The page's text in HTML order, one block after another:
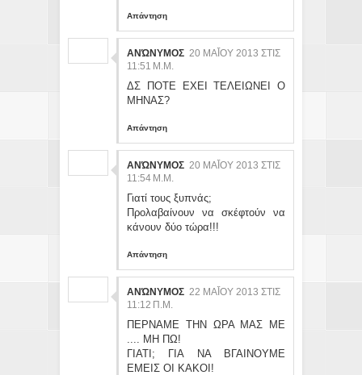
Απάντηση
ΑΝΏΝΥΜΟΣ 20 ΜΑΪ́ΟΥ 2013 ΣΤΙΣ 11
:51 Μ.Μ.
ΔΣ ΠΟΤΕ ΕΧΕΙ ΤΕΛΕΙΩΝΕΙ Ο
ΜΗΝΑΣ?
Απάντηση
ΑΝΏΝΥΜΟΣ 20 ΜΑΪ́ΟΥ 2013 ΣΤΙΣ 11
:54 Μ.Μ.
Γιατί τους ξυπνάς;
Προλαβαίνουν να σκέφτούν να
κάνουν δύο τώρα!!!
Απάντηση
ΑΝΏΝΥΜΟΣ 22 ΜΑΪ́ΟΥ 2013 ΣΤΙΣ 11
:12 Π.Μ.
ΠΕΡΝΑΜΕ ΤΗΝ ΩΡΑ ΜΑΣ ΜΕ
.... ΜΗ ΠΩ!
ΓΙΑΤΙ; ΓΙΑ ΝΑ ΒΓΑΙΝΟΥΜΕ
ΕΜΕΙΣ ΟΙ ΚΑΚΟΙ!